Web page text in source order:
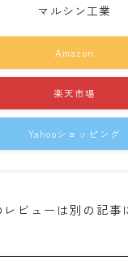
マルシン工業
Amazon
楽天市場
Yahooショッピング
ビューは別の記事